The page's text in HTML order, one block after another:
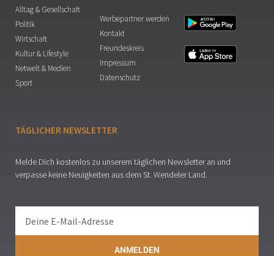
Alltag & Gesellschaft
Politik
Wirtschaft
Kultur & Lifestyle
Netwelt & Medien
Sport
Werbepartner werden
Kontakt
Freundeskreis
Impressum
Datenschutz
TÄGLICHER NEWSLETTER
Melde Dich kostenlos zu unserem täglichen Newsletter an und
verpasse keine Neuigkeiten aus dem St. Wendeler Land.
ANMELDEN